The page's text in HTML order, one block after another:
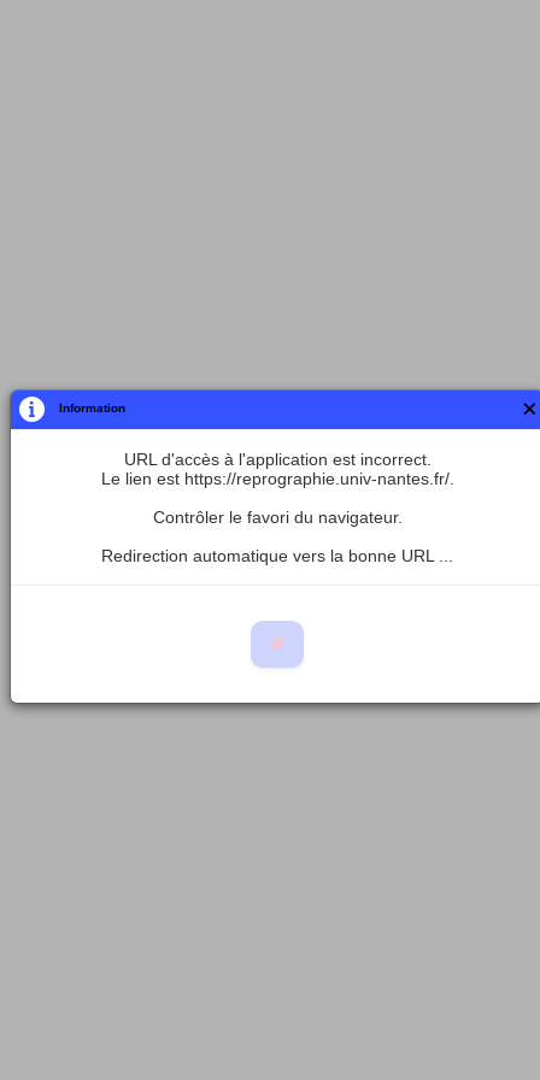
Information
URL d'accès à l'application est incorrect.
Le lien est https://reprographie.univ-nantes.fr/.
Contrôler le favori du navigateur.
Redirection automatique vers la bonne URL ...